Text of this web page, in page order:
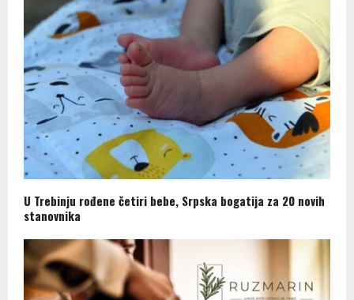
U Trebinju rođene četiri bebe, Srpska bogatija za 20 novih
stanovnika